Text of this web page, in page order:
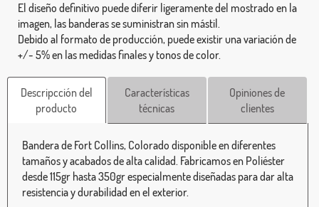
El diseño definitivo puede diferir ligeramente del mostrado en la
imagen, las banderas se suministran sin mástil.
Debido al formato de producción, puede existir una variación de
+/- 5% en las medidas finales y tonos de color.
Descripcción del
producto
Características
técnicas
Opiniones de
clientes
Bandera de Fort Collins, Colorado disponible en diferentes
tamaños y acabados de alta calidad. Fabricamos en Poliéster
desde 115gr hasta 350gr especialmente diseñadas para dar alta
resistencia y durabilidad en el exterior.